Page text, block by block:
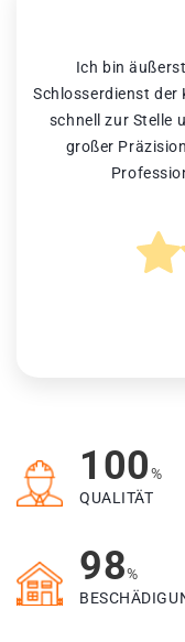
Ich bin
Schlosserdienst der
schnell zur Stelle
großer
100%
QUALITÄT
98%